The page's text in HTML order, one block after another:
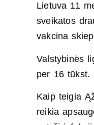
Lietuva 11
sveikatos
vakcina
Valstybinės
per 16 tūkst.
Kaip teigia
reikia